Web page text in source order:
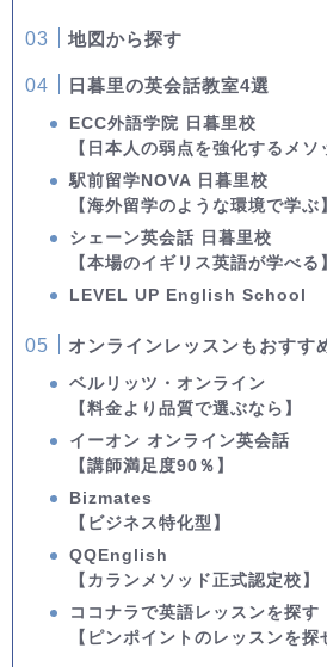
地図から探す
日暮里の英会話教室4選
ECC外語学院 日暮里校
【日本人の弱点を強化するメソ
駅前留学NOVA 日暮里校
【海外留学のような環境で学ぶ
シェーン英会話 日暮里校
【本場のイギリス英語が学べる
LEVEL UP English School
オンラインレッスンもおすす
ベルリッツ・オンライン
【料金より品質で選ぶなら】
イーオン オンライン英会話
【講師満足度90％】
Bizmates
【ビジネス特化型】
QQEnglish
【カランメソッド正式認定校】
ココナラで英語レッスンを探す
【ピンポイントのレッスンを探